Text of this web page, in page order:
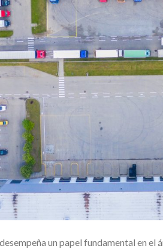
un papel fundamental en